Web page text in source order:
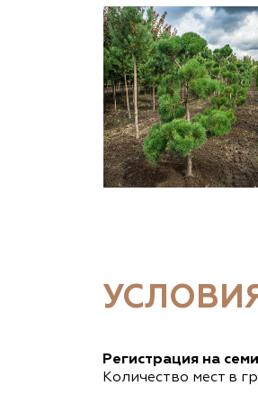
Регистрация на
Количество мест в